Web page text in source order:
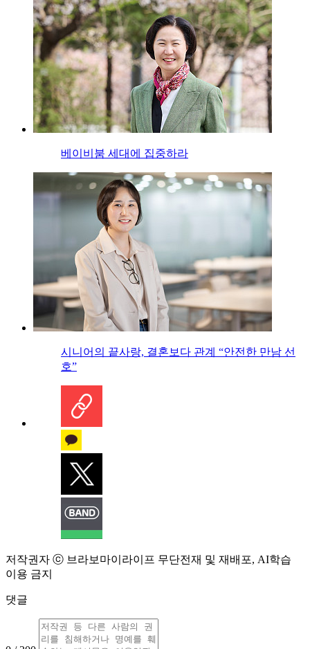
베이비붐 세대에 집중하라
시니어의 끝사랑, 결혼보다 관계 “안전한 만남 선
호”
저작권자 ⓒ 브라보마이라이프 무단전재 및 재배포, AI학습
이용 금지
댓글